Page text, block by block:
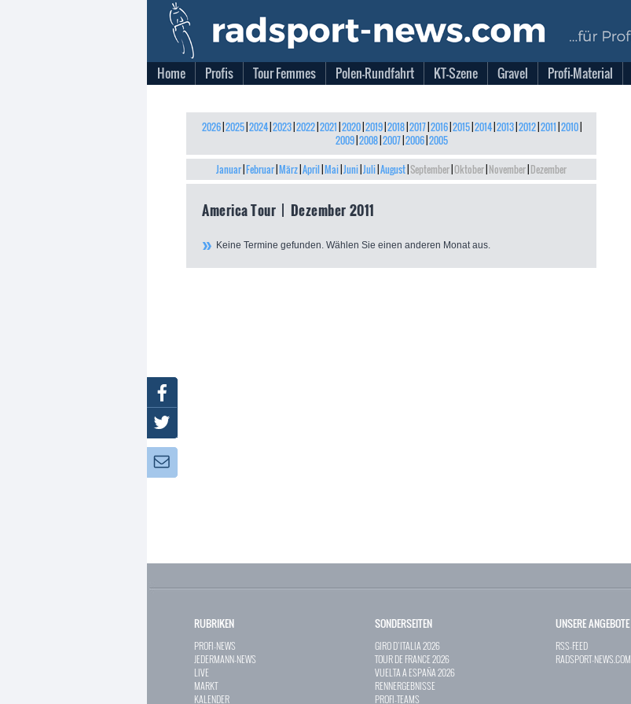
Home Profis Tour Femmes Polen-Rundfahrt KT-Szene Gravel Profi-Material
2026| 2025| 2024| 2023| 2022| 2021 2020| 2019| 2018| 2017| 2016| 2015| 2014| 2013| 2012| 2011 2010|
2009| 2008| 2007| 2006| 2005
Januar Februar März April Mai Juni Juli August September Oktober November Dezember
America Tour | Dezember 2011
Keine Termine gefunden. Wählen Sie einen anderen Monat aus.
RUBRIKEN
PROFI-NEWS
JEDERMANN-NEWS
LIVE
MARKT
KALENDER
SONDERSEITEN
GIRO D`ITALIA 2026
TOUR DE FRANCE 2026
VUELTA A ESPAÑA 2026
RENNERGEBNISSE
PROFI-TEAMS
UNSERE ANGEBOTE
RSS-FEED
RADSPORT-NEWS.COM